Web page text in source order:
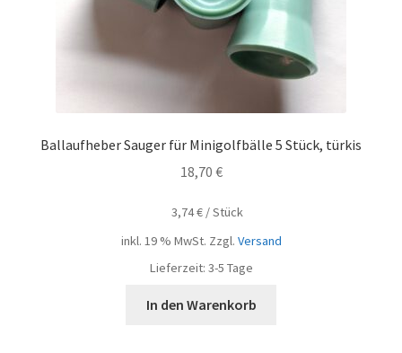
Ballaufheber Sauger für Minigolfbälle 5 Stück, türkis
18,70 €
3,74€ /Stück
inkl. 19 % MwSt. Zzgl. Versand
Lieferzeit: 3-5 Tage
In den Warenkorb